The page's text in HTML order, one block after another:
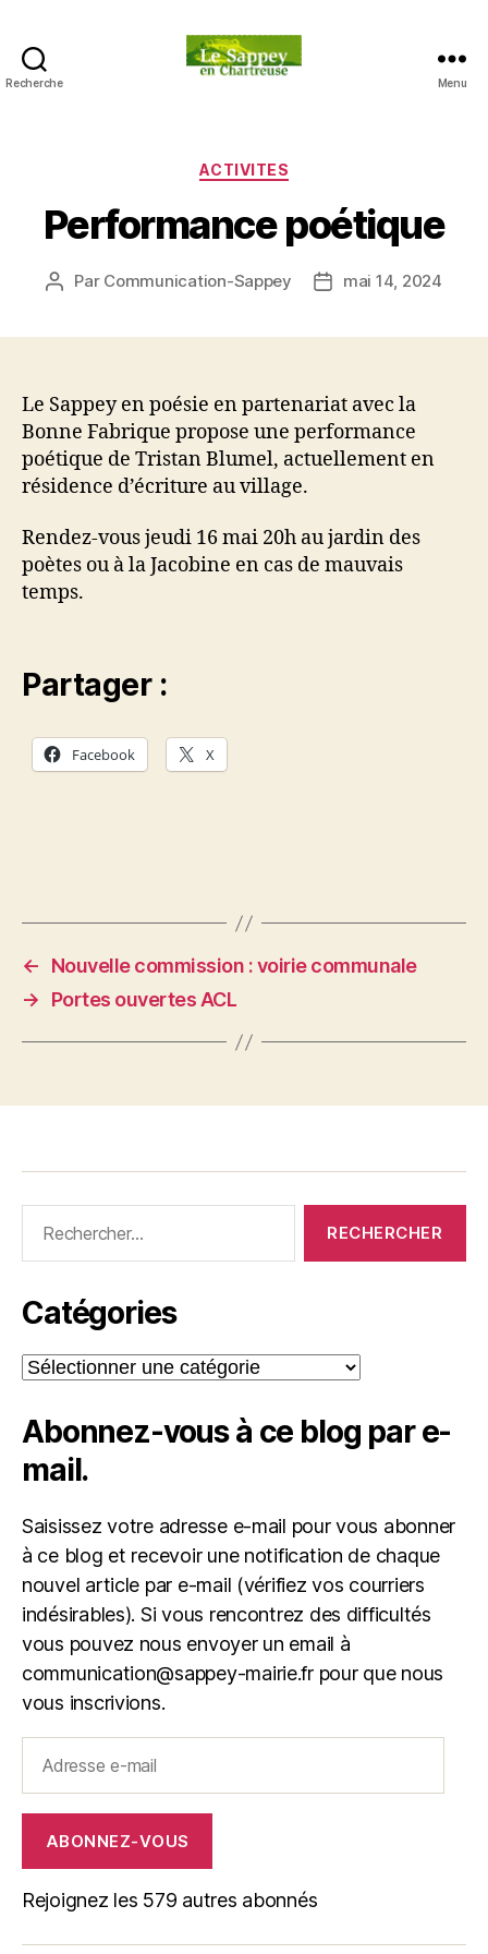
Recherche
en
Chartreuse
Menu
Catégories
ACTIVITES
Performance poétique
Auteur
Par Communication-Sappey
Datemai 14, 2024
Le Sappey en poésie en partenariat avec la
Bonne Fabrique propose une performance
poétique de Tristan Blumel, actuellement en
résidence d’écriture au village.
Rendez-vous jeudi 16 mai 20h au jardin des
poètes ou à la Jacobine en cas de mauvais
temps.
Partager :
Facebook X
←
Nouvelle commission : voirie communale
→
Portes ouvertes ACL
Catégories
Catégories
Abonnez-vous à ce blog par e-
mail.
Saisissez votre adresse e-mail pour vous abonner
à ce blog et recevoir une notification de chaque
nouvel article par e-mail (vérifiez vos courriers
indésirables). Si vous rencontrez des difficultés
vous pouvez nous envoyer un email à
communication@sappey-mairie.fr pour que nous
vous inscrivions.
ABONNEZ-VOUS
Rejoignez les 579 autres abonnés